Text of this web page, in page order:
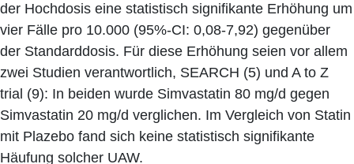
der Hochdosis eine statistisch signifikante Erhöhung um
vier Fälle pro 10.000 (95%-CI: 0,08-7,92) gegenüber
der Standarddosis. Für diese Erhöhung seien vor allem
zwei Studien verantwortlich, SEARCH (5) und A to Z
trial (9): In beiden wurde Simvastatin 80 mg/d gegen
Simvastatin 20 mg/d verglichen. Im Vergleich von Statin
mit Plazebo fand sich keine statistisch signifikante
Häufung solcher UAW.